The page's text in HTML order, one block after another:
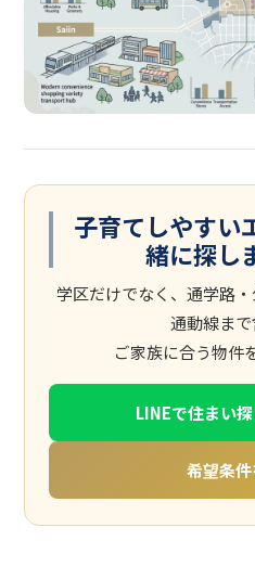
子育てしやすい
緒に探し
学区だけでなく、通学路
通動線まで
ご家族に合う物件
LINEで住まい
希望条